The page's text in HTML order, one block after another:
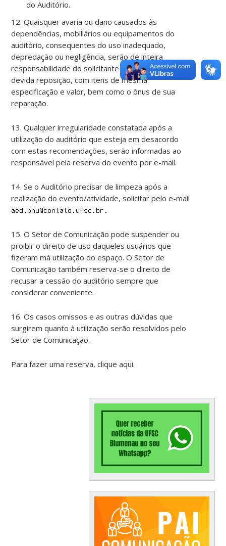
do Auditório.
12. Quaisquer avaria ou dano causados às
dependências, mobiliários ou equipamentos do
auditório, consequentes do uso inadequado,
depredação ou negligência, serão de inteira
responsabilidade do solicitante da reserva sua
devida reposição, com itens de mesma
especificação e valor, bem como o ônus de sua
reparação.
13. Qualquer irregularidade constatada após a
utilização do auditório que esteja em desacordo
com estas recomendações, serão informadas ao
responsável pela reserva do evento por e-mail.
14. Se o Auditório precisar de limpeza após a
realização do evento/atividade, solicitar pelo e-mail
15. O Setor de Comunicação pode suspender ou
proibir o direito de uso daqueles usuários que
fizeram má utilização do espaço. O Setor de
Comunicação também reserva-se o direito de
recusar a cessão do auditório sempre que
considerar conveniente.
16. Os casos omissos e as outras dúvidas que
surgirem quanto à utilização serão resolvidos pelo
Setor de Comunicação.
Para fazer uma reserva, clique aqui.